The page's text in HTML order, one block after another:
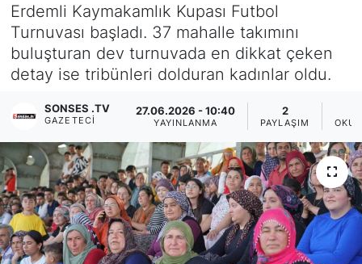
Erdemli Kaymakamlık Kupası Futbol
Turnuvası başladı. 37 mahalle takımını
buluşturan dev turnuvada en dikkat çeken
detay ise tribünleri dolduran kadınlar oldu.
SONSES .TV
GAZETECI
27.06.2026 - 10:40
YAYINLANMA
2
PAYLAŞIM
DÜNYA
KÜLTÜR - SANAT
MAGAZİN
SAĞLIK
Siyaset
YEREL HABER
Süper Lig Puan Durumu ve Fikstür
Tüm Manşetler
Son Dakika Haberleri
Haber Arşivi